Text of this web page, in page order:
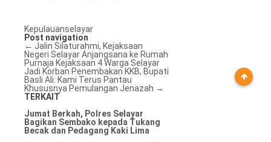
Kepulauanselayar
Post navigation
← Jalin Silaturahmi, Kejaksaan
Negeri Selayar Anjangsana ke Rumah
Purnaja Kejaksaan 4 Warga Selayar
Jadi Korban Penembakan KKB, Bupati
Basli Ali: Kami Terus Pantau
Khususnya Pemulangan Jenazah →
TERKAIT
Jumat Berkah, Polres Selayar
Bagikan Sembako kepada Tukang
Becak dan Pedagang Kaki Lima